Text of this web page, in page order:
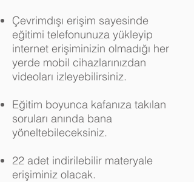
Çevrimdışı erişim sayesinde
eğitimi telefonunuza yükleyip
internet erişiminizin olmadığı her
yerde mobil cihazlarınızdan
videoları izleyebilirsiniz.
Eğitim boyunca kafanıza takılan
soruları anında bana
yöneltebileceksiniz.
22 adet indirilebilir materyale
erişiminiz olacak.